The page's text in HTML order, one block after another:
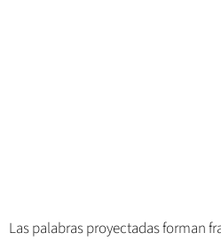
Las palabras proyectadas forman